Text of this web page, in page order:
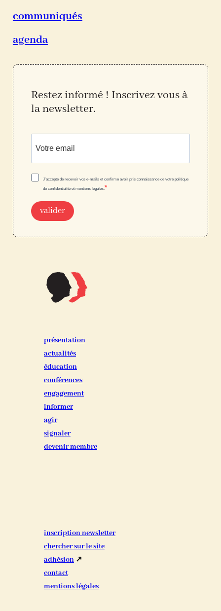
communiqués
agenda
Restez informé ! Inscrivez vous à
la newsletter.
J’accepte de recevoir vos e-mails et confirme avoir pris connaissance de votre politique
de confidentialité et mentions légales.
valider
présentation
actualités
éducation
conférences
engagement
informer
agir
signaler
devenir membre
inscription newsletter
chercher sur le site
adhésion↗
contact
mentions légales